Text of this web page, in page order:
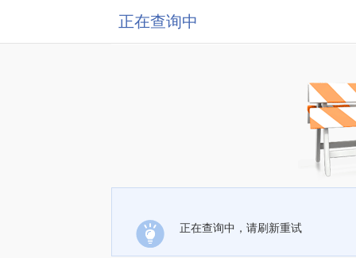
正在查询中
正在查询中，请刷新重试